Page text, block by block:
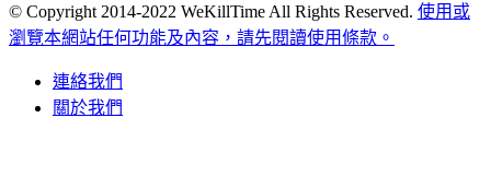
© Copyright 2014-2022 WeKillTime All Rights Reserved. 使用或
瀏覽本網站任何功能及內容，請先閱讀使用條款。
連絡我們
關於我們